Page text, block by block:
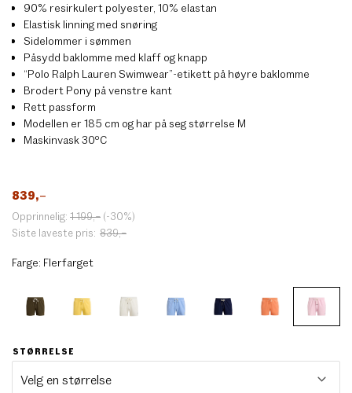
90% resirkulert polyester, 10% elastan
Elastisk linning med snøring
Sidelommer i sømmen
Påsydd baklomme med klaff og knapp
“Polo Ralph Lauren Swimwear”-etikett på høyre baklomme
Brodert Pony på venstre kant
Rett passform
Modellen er 185 cm og har på seg størrelse M
Maskinvask 30ºC
839,–
Opprinnelig: 1 199,– (-30%)
Siste laveste pris: 839,–
Farge: Flerfarget
STØRRELSE